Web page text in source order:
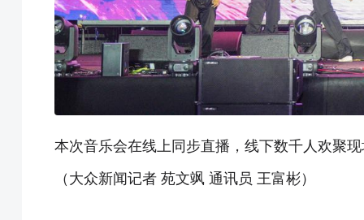
本次音乐会在线上同步直播，线下数千人欢聚
（大众新闻记者 苑文飒 通讯员 王富彬）